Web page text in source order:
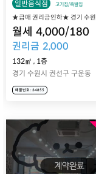
일반음식점 고기집/족발집
월세 4,000/180
권리금 2,000
132㎡ , 1층
경기 수원시 권선구 구운동
매물번호 : 34855